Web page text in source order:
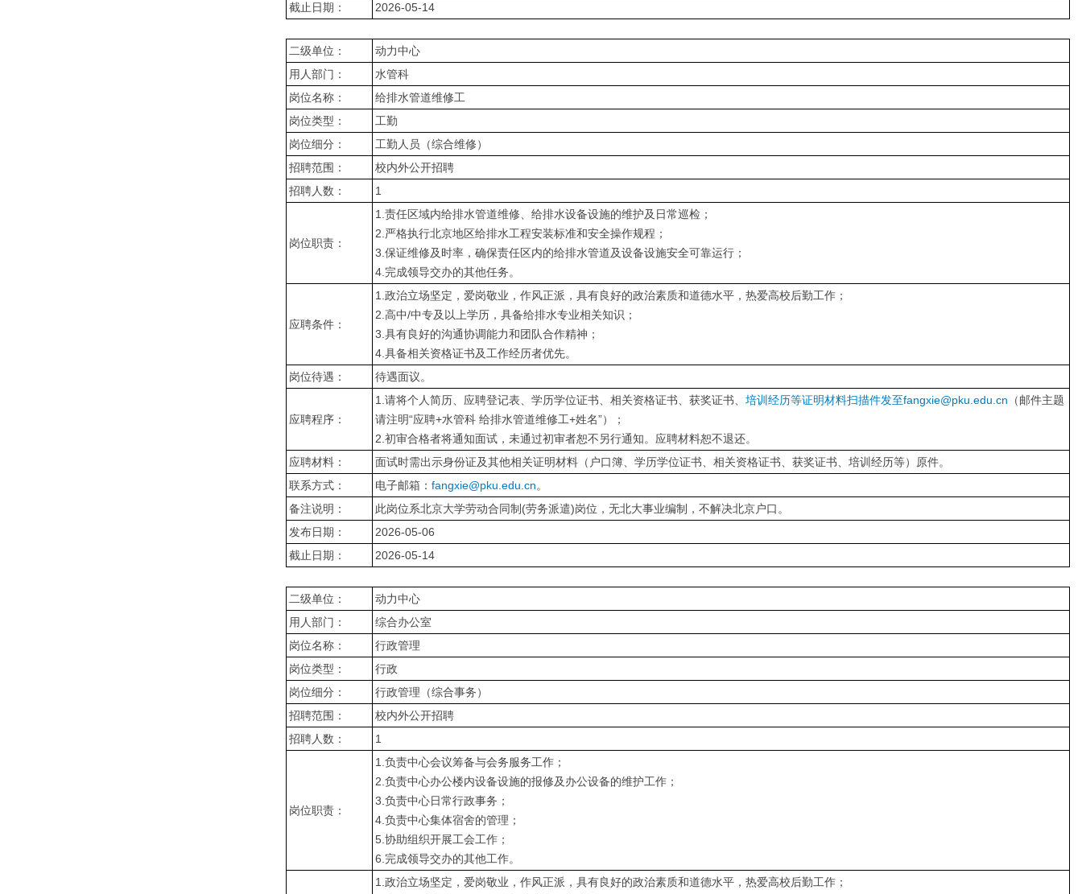
截止日期：
2026-05-14
二级单位：
动力中心
用人部门：
水管科
岗位名称：
给排水管道维修工
岗位类型：
工勤
岗位细分：
工勤人员（综合维修）
招聘范围：
校内外公开招聘
招聘人数：
1
岗位职责：
1.责任区域内给排水管道维修、给排水设备设施的维护及日常巡检；
2.严格执行北京地区给排水工程安装标准和安全操作规程；
3.保证维修及时率，确保责任区内的给排水管道及设备设施安全可靠运行；
4.完成领导交办的其他任务。
应聘条件：
1.政治立场坚定，爱岗敬业，作风正派，具有良好的政治素质和道德水平，热爱高校后勤工作；
2.高中/中专及以上学历，具备给排水专业相关知识；
3.具有良好的沟通协调能力和团队合作精神；
4.具备相关资格证书及工作经历者优先。
岗位待遇：
待遇面议。
应聘程序：
1.请将个人简历、应聘登记表、学历学位证书、相关资格证书、获奖证书、 培训经历等证明材料扫描件发至fangxie@pku.edu.cn （邮件主题
请注明“应聘+水管科 给排水管道维修工+姓名”）；
2.初审合格者将通知面试，未通过初审者恕不另行通知。应聘材料恕不退还。
应聘材料：
面试时需出示身份证及其他相关证明材料（户口簿、学历学位证书、相关资格证书、获奖证书、培训经历等）原件。
联系方式：
电子邮箱： fangxie@pku.edu.cn。
备注说明：
此岗位系北京大学劳动合同制(劳务派遣)岗位，无北大事业编制，不解决北京户口。
发布日期：
2026-05-06
截止日期：
2026-05-14
二级单位：
动力中心
用人部门：
综合办公室
岗位名称：
行政管理
岗位类型：
行政
岗位细分：
行政管理（综合事务）
招聘范围：
校内外公开招聘
招聘人数：
1
岗位职责：
1.负责中心会议筹备与会务服务工作；
2.负责中心办公楼内设备设施的报修及办公设备的维护工作；
3.负责中心日常行政事务；
4.负责中心集体宿舍的管理；
5.协助组织开展工会工作；
6.完成领导交办的其他工作。
1.政治立场坚定，爱岗敬业，作风正派，具有良好的政治素质和道德水平，热爱高校后勤工作；